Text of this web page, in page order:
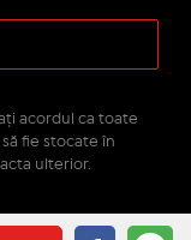
acordul ca toate
fie stocate în
ulterior.
- Anunțuri